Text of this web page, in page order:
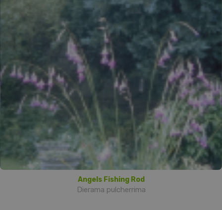
Angels Fishing Rod
Dierama pulcherrima